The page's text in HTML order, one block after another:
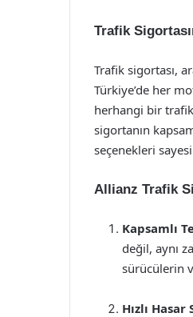
Trafik
Trafik sigortası,
Türkiye’de her
herhangi bir trafik
sigortanın
seçenekleri
Allianz Trafik
Kapsamlı
değil, aynı
sürücülerin
Hızlı Hasar